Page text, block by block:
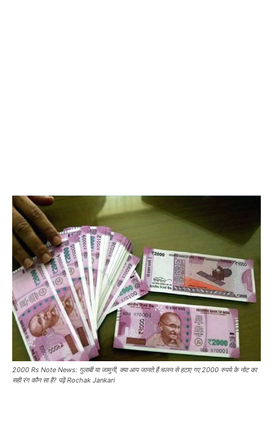
2000 Rs Note News: गुलाबी या जामुनी, क्या आप जानते हैं चलन से हटाए गए 2000 रुपये के नोट का
सही रंग कौन सा है? पढ़ें Rochak Jankari